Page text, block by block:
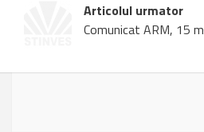
Articolul urmator
Comunicat ARM, 15